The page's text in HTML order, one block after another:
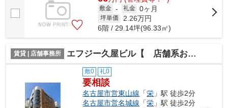
敷金 - 礼金 0ヶ月
坪単価 2.26万円
6階 / 29.14坪(96.33㎡)
賃貸 | 店舗事務所 エフジー久屋ビル【 店舗系おすすめ 】
敷0 礼0
要相談
名古屋市営東山線 「栄 」駅 徒歩2分
名古屋市営名城線 「栄 」駅 徒歩2分